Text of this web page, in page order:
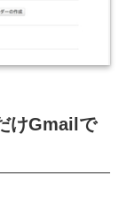
けGmailで